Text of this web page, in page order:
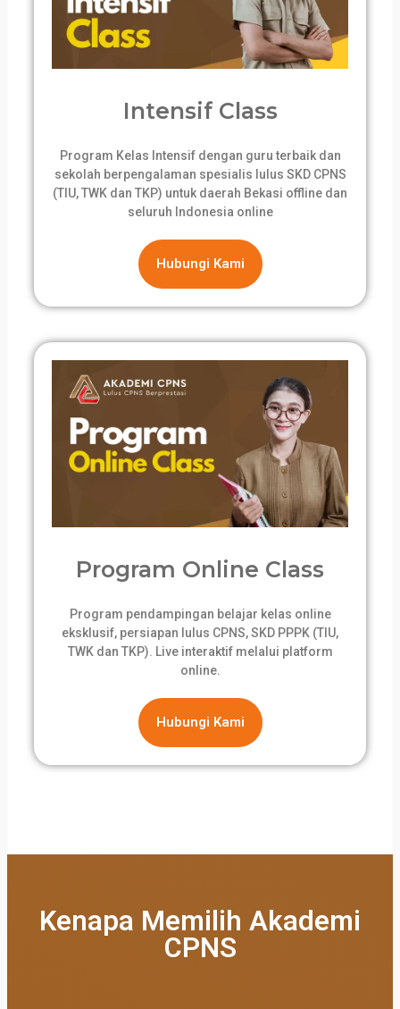
Intensif Class
Program Kelas Intensif dengan guru terbaik dan
sekolah berpengalaman spesialis lulus SKD CPNS
(TIU, TWK dan TKP) untuk daerah Bekasi offline dan
seluruh Indonesia online
Hubungi Kami
Program Online Class
Program pendampingan belajar kelas online
eksklusif, persiapan lulus CPNS, SKD PPPK (TIU,
TWK dan TKP). Live interaktif melalui platform
online.
Hubungi Kami
Kenapa Memilih Akademi
CPNS